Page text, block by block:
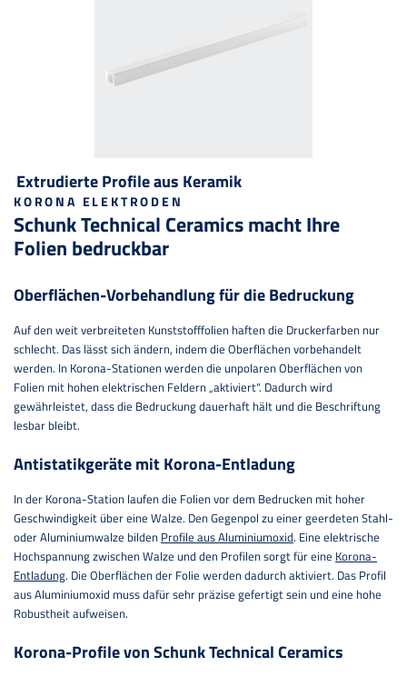
Extrudierte Profile aus Keramik
KORONA ELEKTRODEN
Schunk Technical Ceramics macht Ihre
Folien bedruckbar
Oberflächen-Vorbehandlung für die Bedruckung
Auf den weit verbreiteten Kunststofffolien haften die Druckerfarben nur
schlecht. Das lässt sich ändern, indem die Oberflächen vorbehandelt
werden. In Korona-Stationen werden die unpolaren Oberflächen von
Folien mit hohen elektrischen Feldern „aktiviert“. Dadurch wird
gewährleistet, dass die Bedruckung dauerhaft hält und die Beschriftung
lesbar bleibt.
Antistatikgeräte mit Korona-Entladung
In der Korona-Station laufen die Folien vor dem Bedrucken mit hoher
Geschwindigkeit über eine Walze. Den Gegenpol zu einer geerdeten Stahl-
oder Aluminiumwalze bilden Profile aus Aluminiumoxid. Eine elektrische
Hochspannung zwischen Walze und den Profilen sorgt für eine Korona-
Entladung. Die Oberflächen der Folie werden dadurch aktiviert. Das Profil
aus Aluminiumoxid muss dafür sehr präzise gefertigt sein und eine hohe
Robustheit aufweisen.
Korona-Profile von Schunk Technical Ceramics